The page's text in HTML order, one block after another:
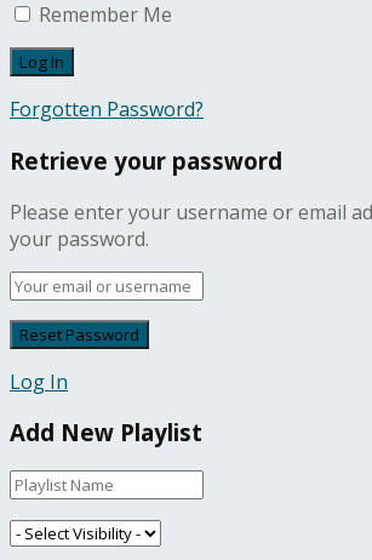
Remember Me
Forgotten Password?
Retrieve your password
Please enter your username or email
your password.
Log In
Add New Playlist